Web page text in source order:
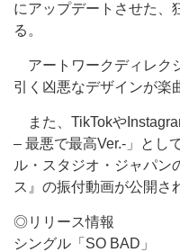
にアップデートさせた、
る。
アートワークディレク
引く凶悪なデザインが楽
また、TikTokや
– 最悪で最高Ver.-」とし
ル・スタジオ・ジャパン
ス』の振付動画が公開さ
◎リリース情報
シングル「SO BAD」